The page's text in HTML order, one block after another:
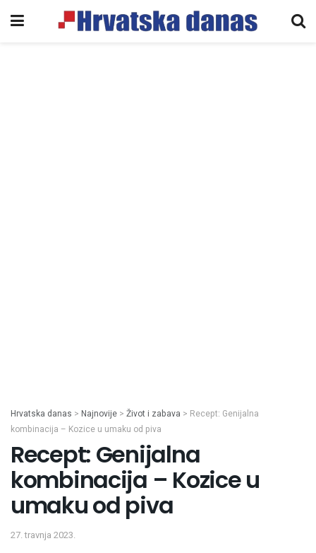
Hrvatska danas > Najnovije > Život i zabava > Recept: Genijalna
kombinacija – Kozice u umaku od piva
Recept: Genijalna
kombinacija – Kozice u
umaku od piva
27. travnja 2023.